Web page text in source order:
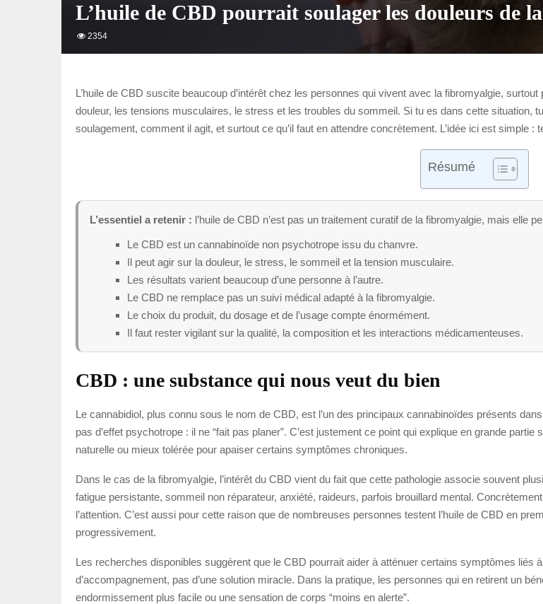
L’huile de CBD pourrait soulager les douleurs de
2354
L’huile de CBD suscite beaucoup d’intérêt chez les personnes qui vivent avec la fibromyalgie,
douleur, les tensions musculaires, le stress et les troubles du sommeil. Si tu es dans cette situation,
soulagement, comment il agit, et surtout ce qu’il faut en attendre concrètement. L’idée ici est simple
Résumé
L’essentiel a retenir : l’huile de CBD n’est pas un traitement curatif de la fibromyalgie, mais elle
Le CBD est un cannabinoïde non psychotrope issu du chanvre.
Il peut agir sur la douleur, le stress, le sommeil et la tension musculaire.
Les résultats varient beaucoup d’une personne à l’autre.
Le CBD ne remplace pas un suivi médical adapté à la fibromyalgie.
Le choix du produit, du dosage et de l’usage compte énormément.
Il faut rester vigilant sur la qualité, la composition et les interactions médicamenteuses.
CBD : une substance qui nous veut du bien
Le cannabidiol, plus connu sous le nom de CBD, est l’un des principaux cannabinoïdes présents
pas d’effet psychotrope : il ne “fait pas planer”. C’est justement ce point qui explique en grande
naturelle ou mieux tolérée pour apaiser certains symptômes chroniques.
Dans le cas de la fibromyalgie, l’intérêt du CBD vient du fait que cette pathologie associe souvent
fatigue persistante, sommeil non réparateur, anxiété, raideurs, parfois brouillard mental.
l’attention. C’est aussi pour cette raison que de nombreuses personnes testent l’huile de CBD en
progressivement.
Les recherches disponibles suggèrent que le CBD pourrait aider à atténuer certains symptômes liés
d’accompagnement, pas d’une solution miracle. Dans la pratique, les personnes qui en retirent un
endormissement plus facile ou une sensation de corps “moins en alerte”.